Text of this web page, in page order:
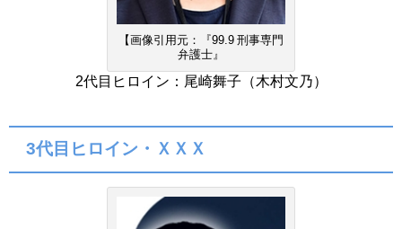
【画像引用元：『99.9 刑事専門
弁護士』
2代目ヒロイン：尾崎舞子（木村文乃）
3代目ヒロイン・ＸＸＸ